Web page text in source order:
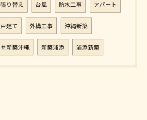
張り替え 台風 防水工事 アパート
戸建て 外構工事 沖縄新築
＃新築沖縄 新築浦添 浦添新築